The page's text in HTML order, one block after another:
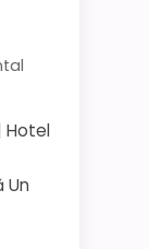
Hotel
Un